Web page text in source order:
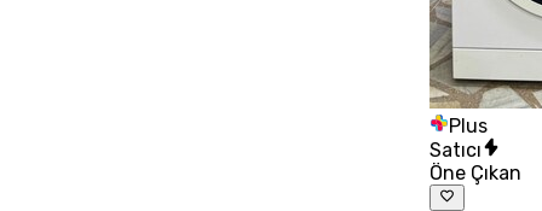
Plus
Satıcı
Öne Çıkan